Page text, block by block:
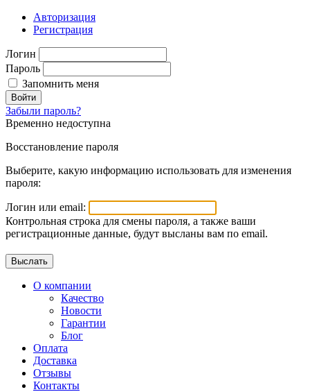
Авторизация
Регистрация
Логин
Пароль
Запомнить меня
Войти
Забыли пароль?
Временно недоступна
Восстановление пароля
Выберите, какую информацию использовать для изменения
пароля:
Логин или email:
Контрольная строка для смены пароля, а также ваши
регистрационные данные, будут высланы вам по email.
О компании
Качество
Новости
Гарантии
Блог
Оплата
Доставка
Отзывы
Контакты